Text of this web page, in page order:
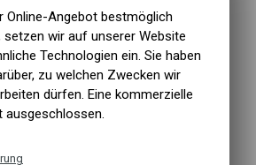
Double SafetySystem Breaker
und Komfort, vereint in einem Reifen
im Aufbau
auf Asphalt
Online-Angebot bestmöglich
setzen wir auf unserer Website
Technologien ein. Sie haben
zu welchen Zwecken wir
dürfen. Eine kommerzielle
ausgeschlossen.